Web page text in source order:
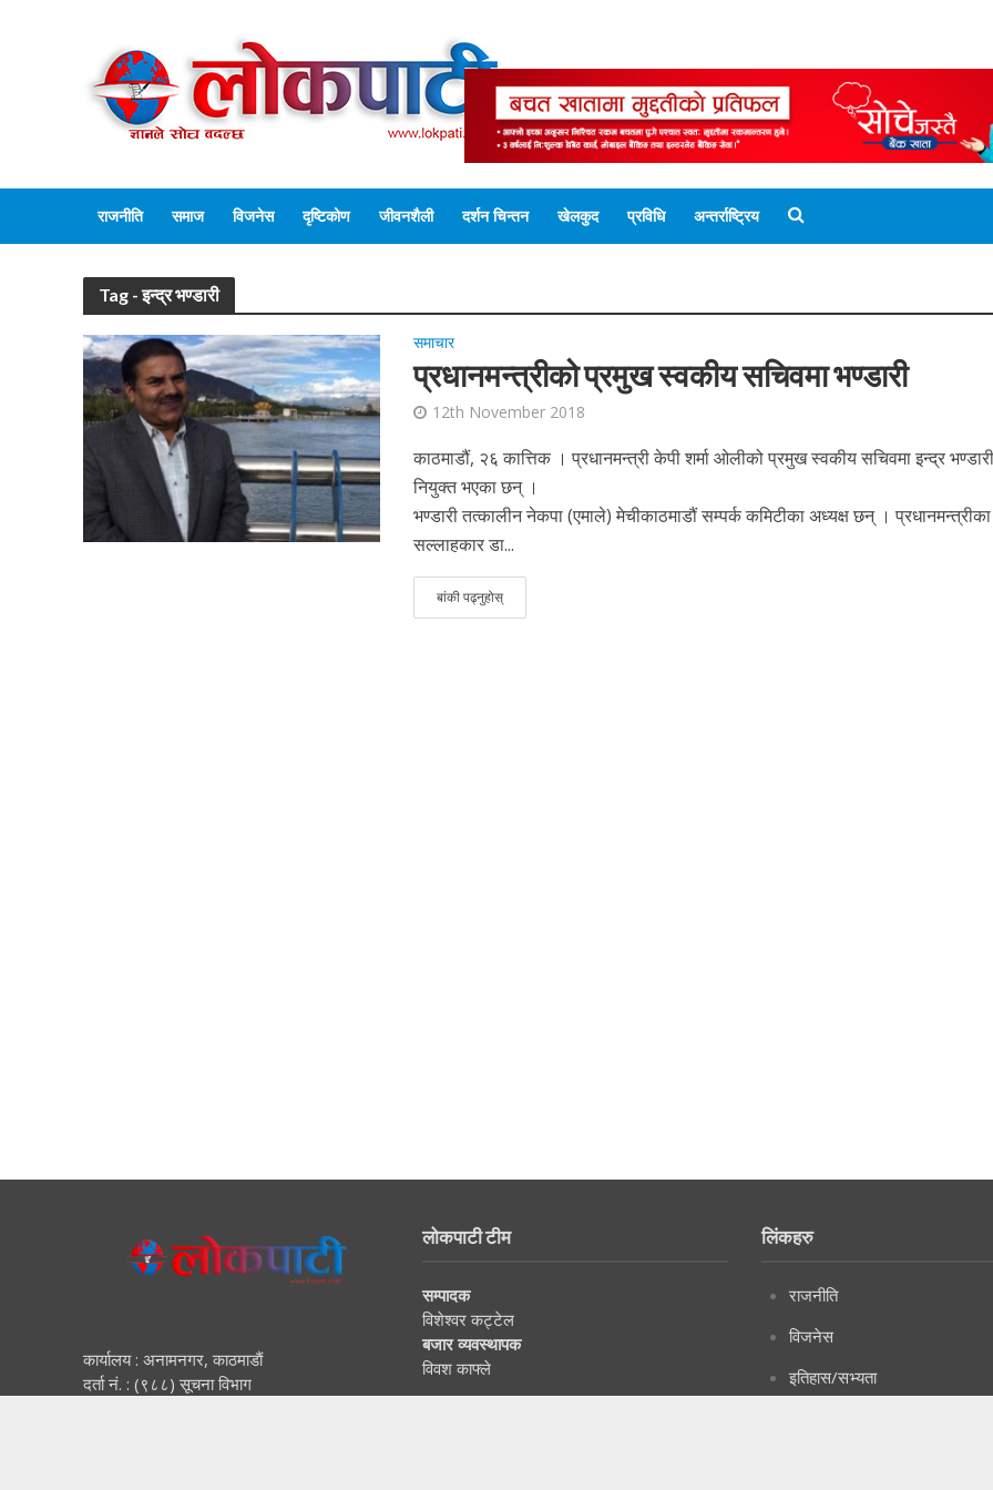
राजनीति समाज विजनेस दृष्टिकोण जीवनशैली दर्शन चिन्तन खेलकुद प्रविधि अन्तर्राष्ट्रिय
Tag - इन्द्र भण्डारी
समाचार
प्रधानमन्त्रीको प्रमुख स्वकीय सचिवमा भण्डारी
12th November 2018
काठमाडौं, २६ कात्तिक । प्रधानमन्त्री केपी शर्मा ओलीको प्रमुख स्वकीय सचिवमा इन्द्र भण्डारी
नियुक्त भएका छन् ।
भण्डारी तत्कालीन नेकपा (एमाले) मेचीकाठमाडौं सम्पर्क कमिटीका अध्यक्ष छन् ।
सल्लाहकार डा...
बांकी पढ्नुहोस्
कार्यालय : अनामनगर, काठमाडाैं
दर्ता नं. : (९८८) सूचना विभाग
लोकपाटी टीम
सम्पादक
विशेश्वर कट्टेल
बजार व्यवस्थापक
विवश काफ्ले
लिंकहरु
राजनीति
विजनेस
इतिहास/सभ्यता